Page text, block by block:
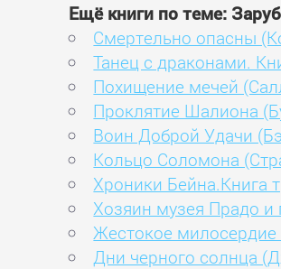
Ещё книги по теме:
Смертельно опасны
Танец с драконами.
Похищение мечей
Проклятие Шалиона
Воин Доброй Удачи
Кольцо Соломона
Хроники Бейна.Книга
Хозяин музея Прадо и
Жестокое
Дни черного солнца